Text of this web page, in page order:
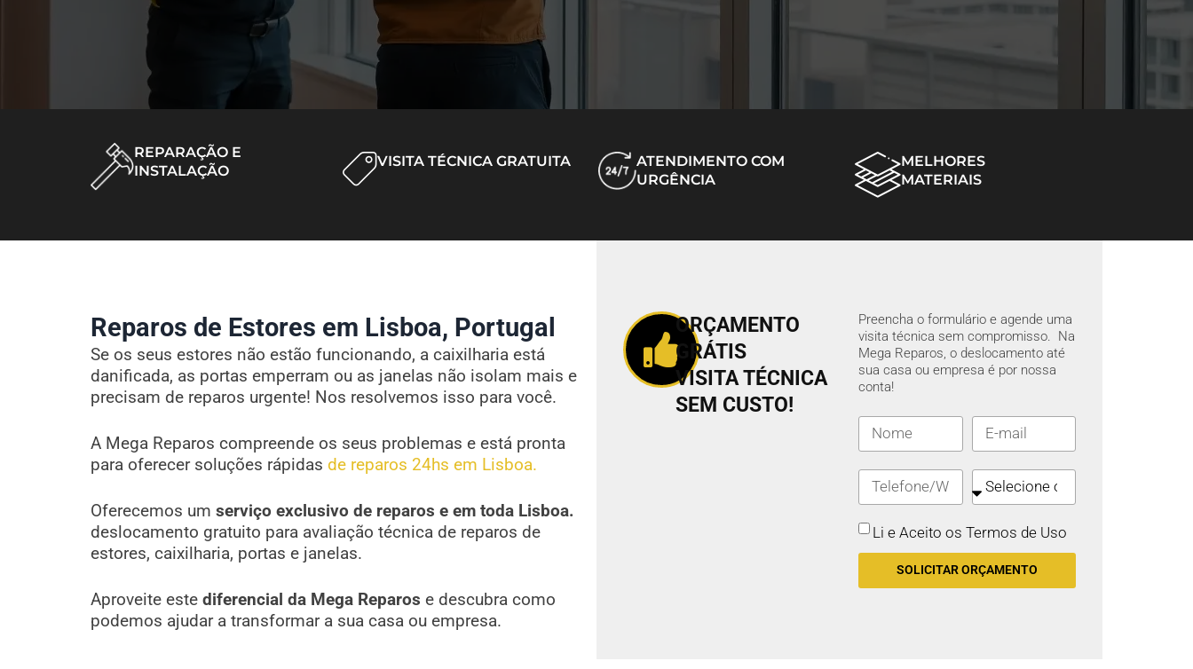
REPARAÇÃO E
INSTALAÇÃO
VISITA TÉCNICA GRATUITA
ATENDIMENTO COM
URGÊNCIA
MELHORES
MATERIAIS
Reparos de Estores em Lisboa, Portugal
Se os seus estores não estão funcionando, a caixilharia está
danificada, as portas emperram ou as janelas não isolam mais e
precisam de reparos urgente! Nos resolvemos isso para você.
A Mega Reparos compreende os seus problemas e está pronta
para oferecer soluções rápidas de reparos 24hs em Lisboa.
Oferecemos um serviço exclusivo de reparos e em toda Lisboa.
deslocamento gratuito para avaliação técnica de reparos de
estores, caixilharia, portas e janelas.
Aproveite este diferencial da Mega Reparos e descubra como
podemos ajudar a transformar a sua casa ou empresa.
ORÇAMENTO
GRÁTIS
VISITA TÉCNICA
SEM CUSTO!
Preencha o formulário e agende uma
visita técnica sem compromisso. Na
Mega Reparos, o deslocamento até
sua casa ou empresa é por nossa
conta!
Li e Aceito os Termos de Uso
SOLICITAR ORÇAMENTO